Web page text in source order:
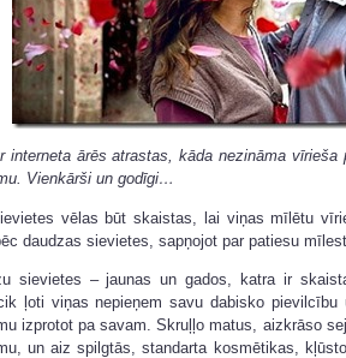
interneta ārēs atrastas, kāda nezināma vīrieša
Vienkārši un godīgi…
vēlas būt skaistas, lai viņas mīlētu
daudzas sievietes, sapņojot par patiesu
sievietes – jaunas un gados, katra ir
ļoti viņas nepieņem savu dabisko
izprotot pa savam. Skruļļo matus, aizkrāso
un aiz spilgtās, standarta kosmētikas,